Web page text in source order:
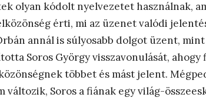
olyan kódolt nyelvezetet használnak,
érti, mi az üzenet valódi
annál is súlyosabb dolgot üzent,
Soros György visszavonulását, ahogy
többet és mást jelent.
változik, Soros a fiának egy világ-